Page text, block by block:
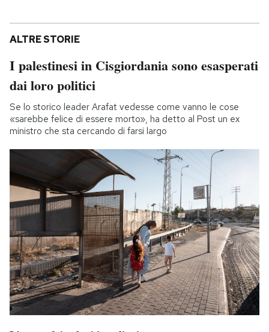
ALTRE STORIE
I palestinesi in Cisgiordania sono esasperati
dai loro politici
Se lo storico leader Arafat vedesse come vanno le cose
«sarebbe felice di essere morto», ha detto al Post un ex
ministro che sta cercando di farsi largo